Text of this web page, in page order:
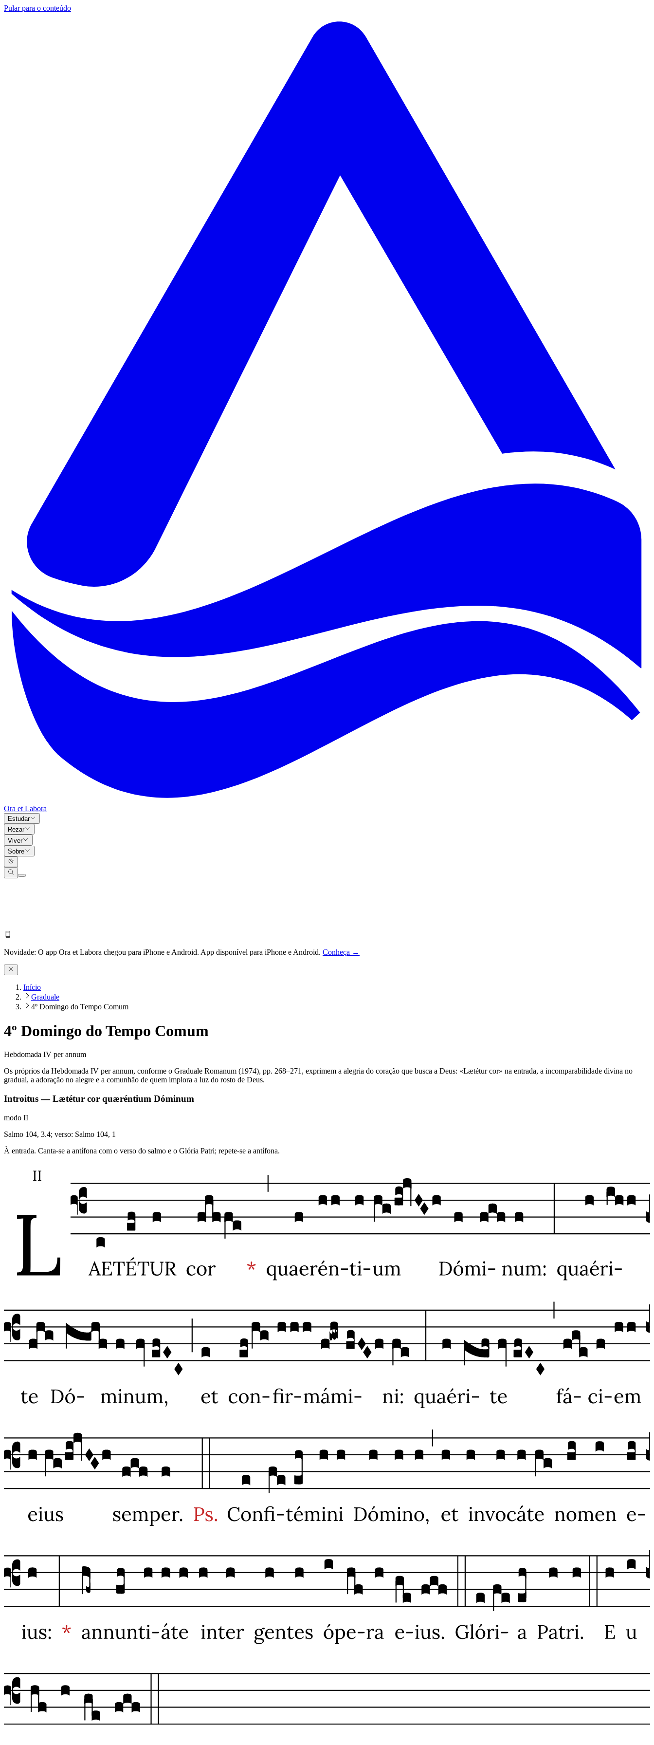
Pular para o conteúdo
Ora et Labora
Estudar
Rezar
Viver
Sobre
Novidade: O app Ora et Labora chegou para iPhone e Android. App disponível para iPhone e Android. Conheça →
Início
Graduale
4º Domingo do Tempo Comum
4º Domingo do Tempo Comum
Hebdomada IV per annum
Os próprios da Hebdomada IV per annum, conforme o Graduale Romanum (1974), pp. 268–271, exprimem a alegria do coração que busca a Deus: «Lætétur cor» na entrada, a incomparabilidade divina no
gradual, a adoração no alegre e a comunhão de quem implora a luz do rosto de Deus.
Introitus — Lætétur cor quæréntium Dóminum
modo II
Salmo 104, 3.4; verso: Salmo 104, 1
À entrada. Canta-se a antífona com o verso do salmo e o Glória Patri; repete-se a antífona.